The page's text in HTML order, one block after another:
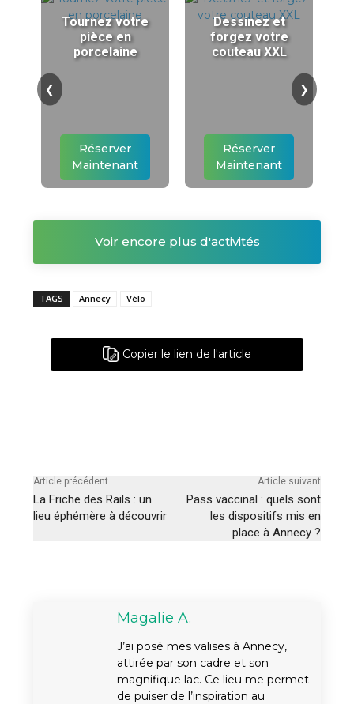
Tournez votre
pièce en
porcelaine
Réserver
Maintenant
Dessinez et
forgez votre
couteau XXL
Réserver
Maintenant
❮ ❯
Voir encore plus d'activités
TAGS Annecy Vélo
Copier le lien de l'article
Article précédent
La Friche des Rails : un
lieu éphémère à découvrir
Article suivant
Pass vaccinal : quels sont
les dispositifs mis en
place à Annecy ?
Magalie A.
J’ai posé mes valises à Annecy,
attirée par son cadre et son
magnifique lac. Ce lieu me permet
de puiser de l’inspiration au